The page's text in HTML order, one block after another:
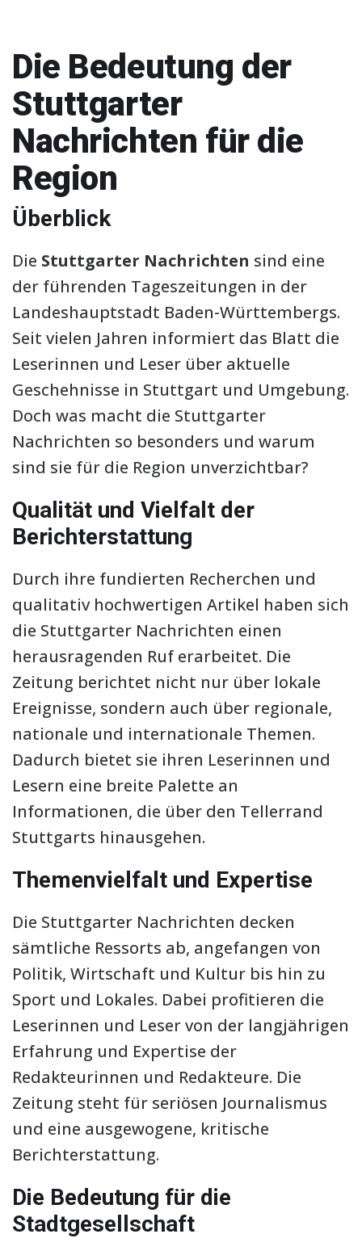
Die Bedeutung der
Stuttgarter
Nachrichten für die
Region
Überblick
Die Stuttgarter Nachrichten sind eine
der führenden Tageszeitungen in der
Landeshauptstadt Baden-Württembergs.
Seit vielen Jahren informiert das Blatt die
Leserinnen und Leser über aktuelle
Geschehnisse in Stuttgart und Umgebung.
Doch was macht die Stuttgarter
Nachrichten so besonders und warum
sind sie für die Region unverzichtbar?
Qualität und Vielfalt der
Berichterstattung
Durch ihre fundierten Recherchen und
qualitativ hochwertigen Artikel haben sich
die Stuttgarter Nachrichten einen
herausragenden Ruf erarbeitet. Die
Zeitung berichtet nicht nur über lokale
Ereignisse, sondern auch über regionale,
nationale und internationale Themen.
Dadurch bietet sie ihren Leserinnen und
Lesern eine breite Palette an
Informationen, die über den Tellerrand
Stuttgarts hinausgehen.
Themenvielfalt und Expertise
Die Stuttgarter Nachrichten decken
sämtliche Ressorts ab, angefangen von
Politik, Wirtschaft und Kultur bis hin zu
Sport und Lokales. Dabei profitieren die
Leserinnen und Leser von der langjährigen
Erfahrung und Expertise der
Redakteurinnen und Redakteure. Die
Zeitung steht für seriösen Journalismus
und eine ausgewogene, kritische
Berichterstattung.
Die Bedeutung für die
Stadtgesellschaft